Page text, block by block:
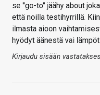
se "go-to" jäähy about
että noilla testihyrrillä.
ilmasta aioon
hyödyt äänestä vai
Kirjaudu sisään